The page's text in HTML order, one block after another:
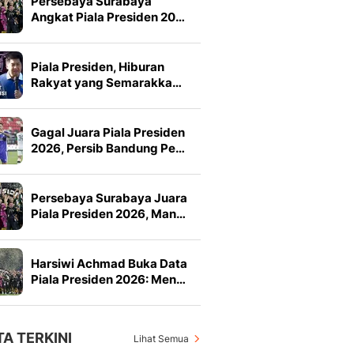
Angkat Piala Presiden 20…
Piala Presiden, Hiburan
Rakyat yang Semarakka…
Gagal Juara Piala Presiden
2026, Persib Bandung Pe…
Persebaya Surabaya Juara
Piala Presiden 2026, Man…
Harsiwi Achmad Buka Data
Piala Presiden 2026: Men…
TERKINI Lihat Semua